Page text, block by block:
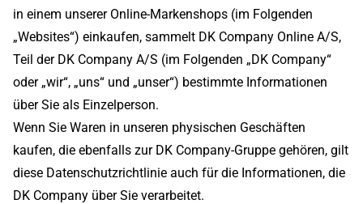
in einem unserer Online-Markenshops (im Folgenden
„Websites“) einkaufen, sammelt DK Company Online A/S,
Teil der DK Company A/S (im Folgenden „DK Company“
oder „wir“, „uns“ und „unser“) bestimmte Informationen
über Sie als Einzelperson.
Wenn Sie Waren in unseren physischen Geschäften
kaufen, die ebenfalls zur DK Company-Gruppe gehören, gilt
diese Datenschutzrichtlinie auch für die Informationen, die
DK Company über Sie verarbeitet.